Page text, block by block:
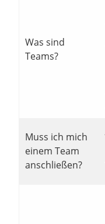
Was sind
Teams?
Muss ich mich
einem Team
anschließen?